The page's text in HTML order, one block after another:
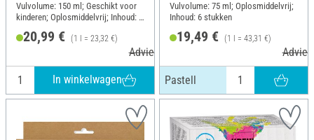
Vulvolume: 150 ml; Geschikt voor
kinderen; Oplosmiddelvrij; Inhoud: 6
20,99 € (1 l = 23,32 €)
Adviesprijs 25,99 €
In winkelwagen
Vulvolume: 75 ml; Oplosmiddelvrij;
Inhoud: 6 stukken
19,49 € (1 l = 43,31 €)
Pastell